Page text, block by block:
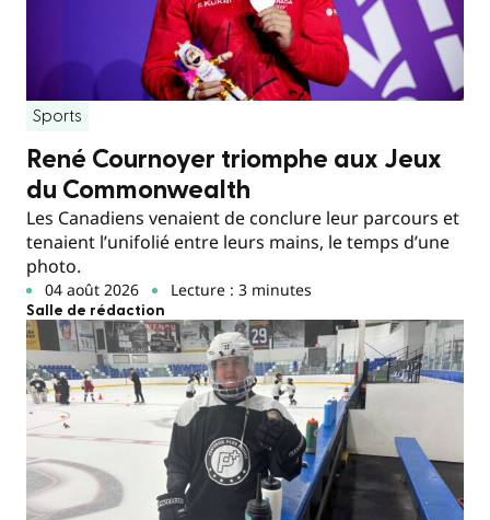
Sports
René Cournoyer triomphe aux Jeux
du Commonwealth
Les Canadiens venaient de conclure leur parcours et
tenaient l’unifolié entre leurs mains, le temps d’une
photo.
04 août 2026 Lecture : 3 minutes
Salle de rédaction